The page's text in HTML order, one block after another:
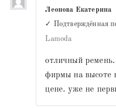
Леонова Екатерина
✓ Подтверждённая
Lamoda
отличный ремень.
фирмы на высоте
цене. уже не